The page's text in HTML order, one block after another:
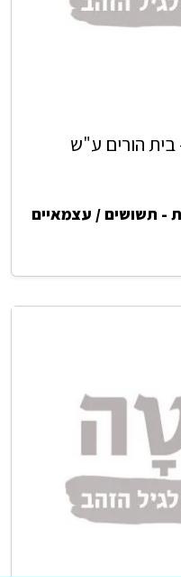
בית הורים ע"ש
- תשושים / עצמאיים